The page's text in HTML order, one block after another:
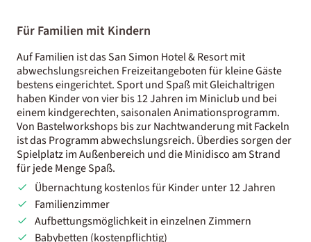
Für Familien mit Kindern
Auf Familien ist das San Simon Hotel & Resort mit
abwechslungsreichen Freizeitangeboten für kleine Gäste
bestens eingerichtet. Sport und Spaß mit Gleichaltrigen
haben Kinder von vier bis 12 Jahren im Miniclub und bei
einem kindgerechten, saisonalen Animationsprogramm.
Von Bastelworkshops bis zur Nachtwanderung mit Fackeln
ist das Programm abwechslungsreich. Überdies sorgen der
Spielplatz im Außenbereich und die Minidisco am Strand
für jede Menge Spaß.
Übernachtung kostenlos für Kinder unter 12 Jahren
Familienzimmer
Aufbettungsmöglichkeit in einzelnen Zimmern
Babybetten (kostenpflichtig)